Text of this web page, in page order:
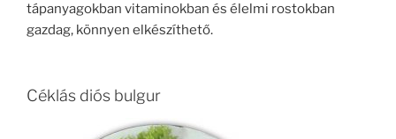
tápanyagokban vitaminokban és élelmi rostokban
gazdag, könnyen elkészíthető.
Céklás diós bulgur